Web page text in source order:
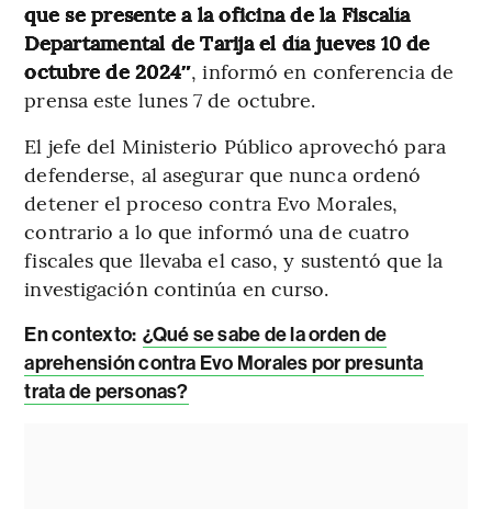
que se presente a la oficina de la Fiscalía
Departamental de Tarija el día jueves 10 de
octubre de 2024″, informó en conferencia de
prensa este lunes 7 de octubre.
El jefe del Ministerio Público aprovechó para
defenderse, al asegurar que nunca ordenó
detener el proceso contra Evo Morales,
contrario a lo que informó una de cuatro
fiscales que llevaba el caso, y sustentó que la
investigación continúa en curso.
En contexto: ¿Qué se sabe de la orden de
aprehensión contra Evo Morales por presunta
trata de personas?